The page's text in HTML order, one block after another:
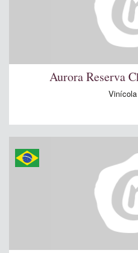
Aurora Reserva